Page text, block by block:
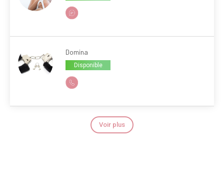
Domina
Disponible
Voir plus